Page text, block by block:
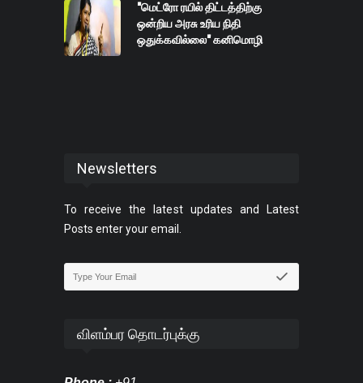
"மெட்ரோ ரயில் திட்டத்திற்கு
ஒன்றிய அரசு உரிய நிதி
ஒதுக்கவில்லை" கனிமொழி
Newsletters
To receive the latest updates and Latest
Posts enter your email.
விளம்பர தொடர்புக்கு